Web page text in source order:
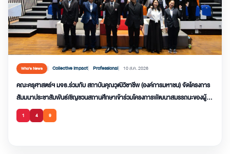
Who’s News Collective Impact Professional 10 ส.ค. 2026
คณะครุศาสตร์ฯ มจธ.ร่วมกับ สถาบันคุณวุฒิวิชาชีพ (องค์การมหาชน) จัดโครงการ
สัมมนาประชาสัมพันธ์เชิญชวนสถานศึกษาเข้าร่วมโครงการพัฒนาสมรรถนะของผู้
เรียน 2569
1 4 9